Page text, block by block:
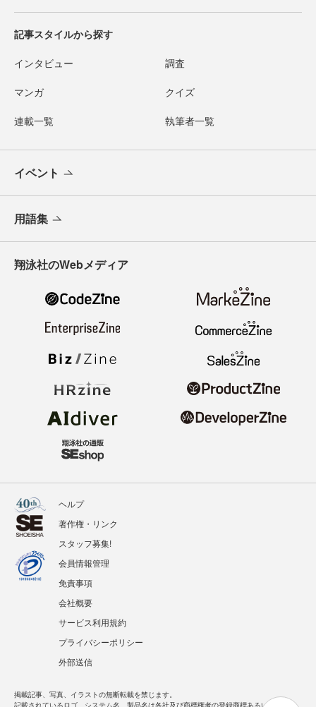
記事スタイルから探す
インタビュー 調査
マンガ クイズ
連載一覧 執筆者一覧
イベント
用語集
翔泳社のWebメディア
ヘルプ
著作権・リンク
スタッフ募集!
会員情報管理
免責事項
会社概要
サービス利用規約
プライバシーポリシー
外部送信
掲載記事、写真、イラストの無断転載を禁じます。
記載されているロゴ、システム名、製品名は各社及び商標権者の登録商標あるいは商標で